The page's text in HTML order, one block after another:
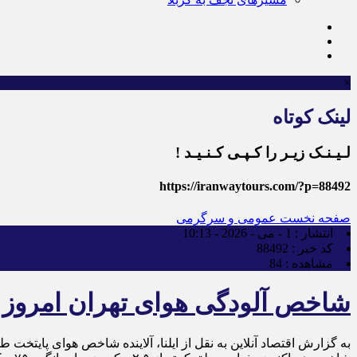
×
لینک کوتاه
لـیـنـک زیـر را کـپـی کـنـیـد !
https://iranwaytours.com/?p=88492
صفحه نخست عمومی و سرگرمی
انتشار : 1 - می - 2026 - 10:13
کد خبر : 88492
مشاهده : 84
شاخص آلودگی هوای تهران امروز ۱۱ اردیبهشت ۱۴۰۵/ هوای تهران قابل قبول